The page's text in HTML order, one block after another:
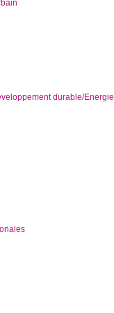
durable/Energie